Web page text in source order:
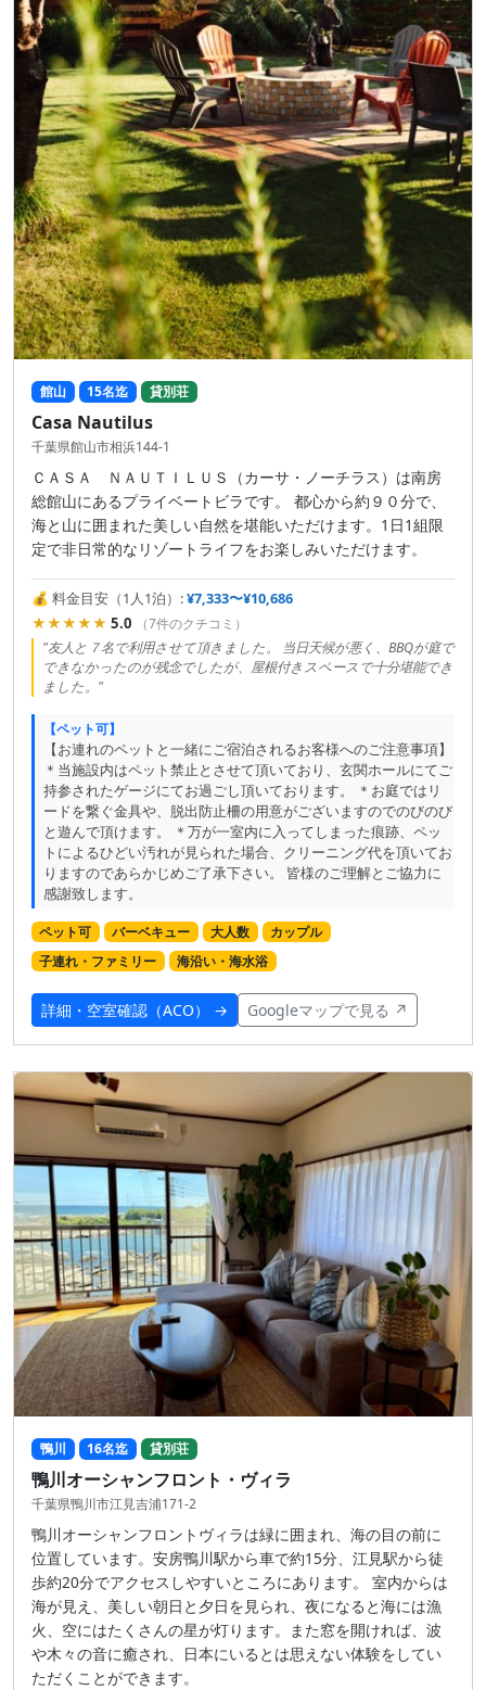
館山 15名迄 貸別荘
Casa Nautilus
千葉県館山市相浜144-1
ＣＡＳＡ ＮＡＵＴＩＬＵＳ（カーサ・ノーチラス）は南房
総館山にあるプライベートビラです。 都心から約９０分で、
海と山に囲まれた美しい自然を堪能いただけます。1日1組限
定で非日常的なリゾートライフをお楽しみいただけます。
💰 料金目安（1人1泊）:¥7,333〜¥10,686
★★★★★ 5.0
（7件のクチコミ）
"友人と７名で利用させて頂きました。 当日天候が悪く、BBQが庭で
できなかったのが残念でしたが、屋根付きスペースで十分堪能でき
ました。"
【ペット可】
【お連れのペットと一緒にご宿泊されるお客様へのご注意事項】
＊当施設内はペット禁止とさせて頂いており、玄関ホールにてご
持参されたゲージにてお過ごし頂いております。 ＊お庭ではリ
ードを繋ぐ金具や、脱出防止柵の用意がございますのでのびのび
と遊んで頂けます。 ＊万が一室内に入ってしまった痕跡、ペッ
トによるひどい汚れが見られた場合、クリーニング代を頂いてお
りますのであらかじめご了承下さい。 皆様のご理解とご協力に
感謝致します。
ペット可 バーベキュー 大人数
カップル
子連れ・ファミリー
海沿い・海水浴
詳細・空室確認（ACO） → Googleマップで見る ↗
鴨川 16名迄 貸別荘
鴨川オーシャンフロント・ヴィラ
千葉県鴨川市江見吉浦171-2
鴨川オーシャンフロントヴィラは緑に囲まれ、海の目の前に
位置しています。安房鴨川駅から車で約15分、江見駅から徒
歩約20分でアクセスしやすいところにあります。 室内からは
海が見え、美しい朝日と夕日を見られ、夜になると海には漁
火、空にはたくさんの星が灯ります。また窓を開ければ、波
や木々の音に癒され、日本にいるとは思えない体験をしてい
ただくことができます。